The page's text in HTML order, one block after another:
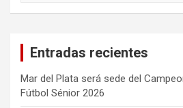
Entradas recientes
Mar del Plata será sede del
Fútbol Sénior 2026